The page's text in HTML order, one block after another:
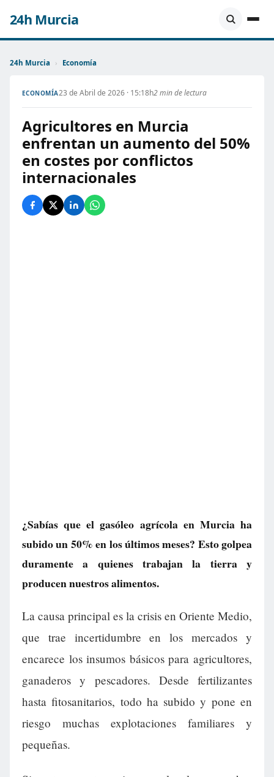
24h Murcia
24h Murcia › Economía
ECONOMÍA23 de Abril de 2026 · 15:18h2 min de lectura
Agricultores en Murcia
enfrentan un aumento del 50%
en costes por conflictos
internacionales
¿Sabías que el gasóleo agrícola en Murcia ha
subido un 50% en los últimos meses? Esto golpea
duramente a quienes trabajan la tierra y
producen nuestros alimentos.
La causa principal es la crisis en Oriente Medio,
que trae incertidumbre en los mercados y
encarece los insumos básicos para agricultores,
ganaderos y pescadores. Desde fertilizantes
hasta fitosanitarios, todo ha subido y pone en
riesgo muchas explotaciones familiares y
pequeñas.